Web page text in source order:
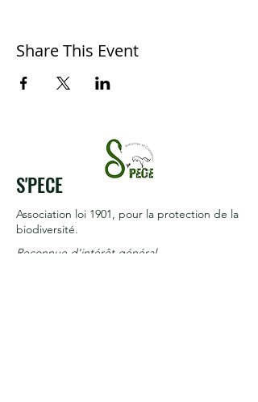
Share This Event
S'PECE
Association loi 1901, pour la protection de la
biodiversité.
Reconnue d'intérêt général